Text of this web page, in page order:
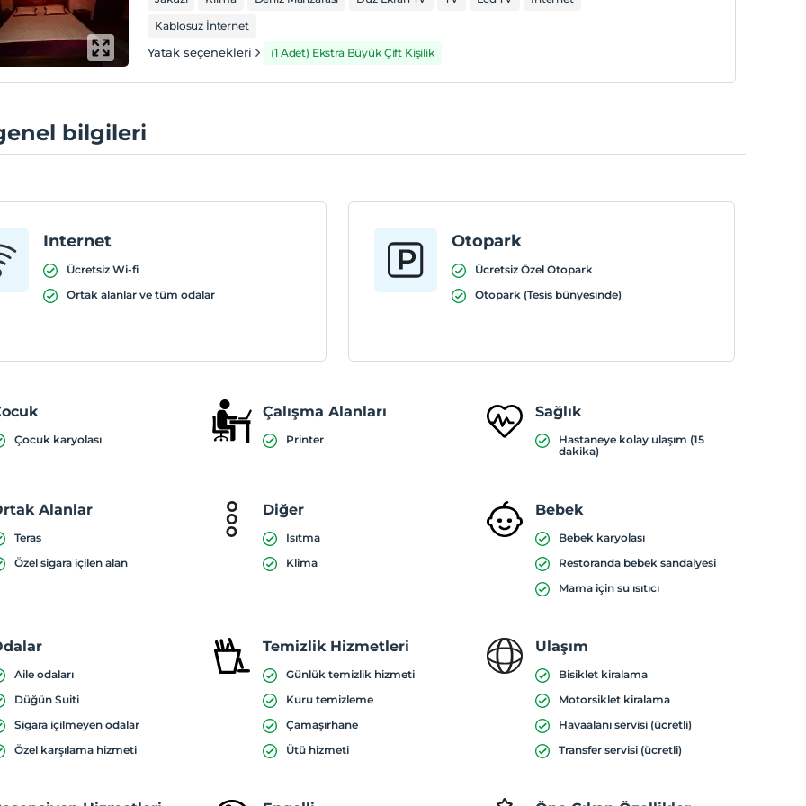
Kablosuz İnternet
Yatak seçenekleri (1 Adet) Ekstra Büyük Çift Kişilik
bilgileri
Internet
Ücretsiz Wi-fi
Ortak alanlar ve tüm odalar
Otopark
Ücretsiz Özel Otopark
Otopark (Tesis bünyesinde)
Çocuk karyolası
Çalışma Alanları
Printer
Sağlık
Hastaneye kolay ulaşım (15
dakika)
Alanlar
Teras
Özel sigara içilen alan
Diğer
Isıtma
Klima
Bebek
Bebek karyolası
Restoranda bebek sandalyesi
Mama için su ısıtıcı
Aile odaları
Düğün Suiti
Sigara içilmeyen odalar
Özel karşılama hizmeti
Temizlik Hizmetleri
Günlük temizlik hizmeti
Kuru temizleme
Çamaşırhane
Ütü hizmeti
Ulaşım
Bisiklet kiralama
Motorsiklet kiralama
Havaalanı servisi (ücretli)
Transfer servisi (ücretli)